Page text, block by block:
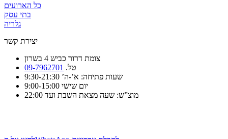
כל הארועים
בתי עסק
גלריה
יצירת קשר
צומת דרור כביש 4 בשרון
טל. 09-7962701
שעות פתיחה: א’-ה’ 9:30-21:30
יום שישי 9:00-15:00
מוצ”ש: שעה מצאת השבת ועד 22:00